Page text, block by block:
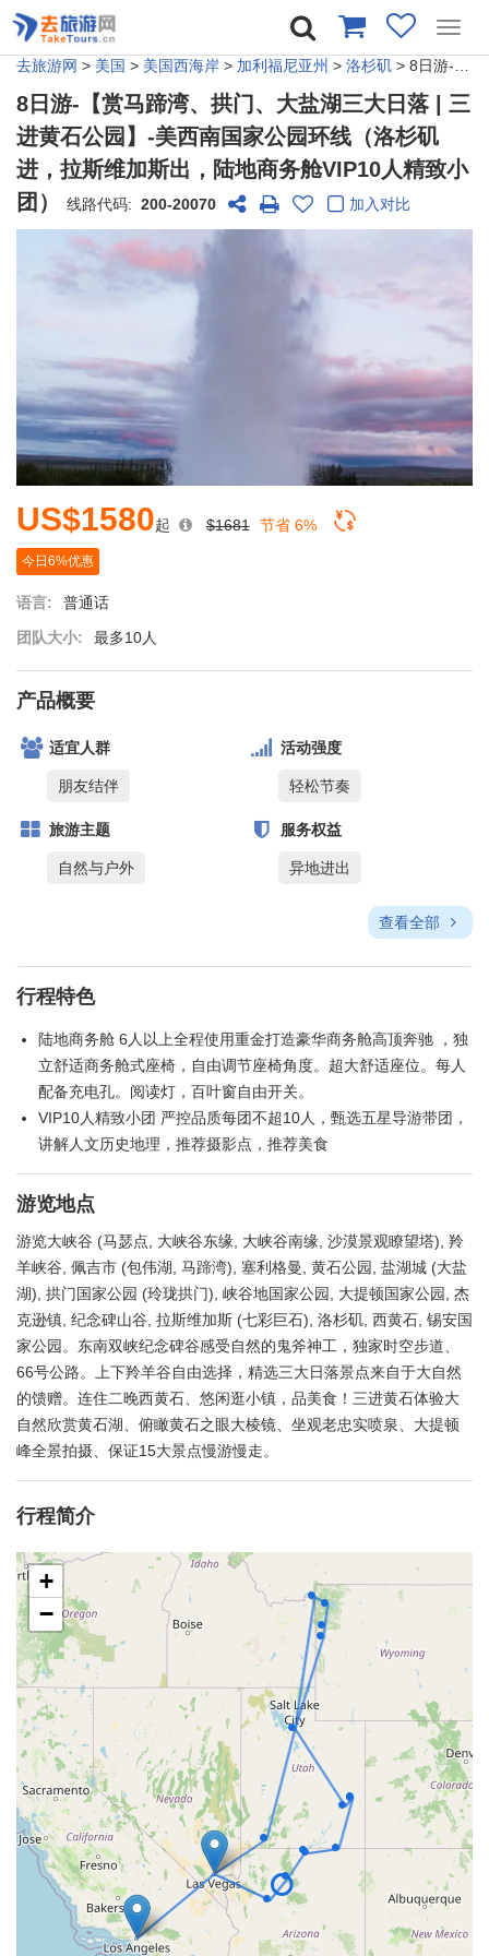
去旅游网 > 美国 > 美国西海岸 > 加利福尼亚州 > 洛杉矶 > 8日游-【赏马蹄湾、拱门、大盐湖三大日落 | 三进黄石公园】-美西南国家公园环线（洛杉矶进，拉斯维加斯出，陆地商务舱VIP10人精致小团）
8日游-【赏马蹄湾、拱门、大盐湖三大日落 | 三
进黄石公园】-美西南国家公园环线（洛杉矶
进，拉斯维加斯出，陆地商务舱VIP10人精致小
团）
线路代码: 200-20070 加入对比
US$1580起 $1681 节省 6%
今日6%优惠
语言:
普通话
团队大小:
最多10人
产品概要
适宜人群
朋友结伴
活动强度
轻松节奏
旅游主题
自然与户外
服务权益
异地进出
查看全部
行程特色
陆地商务舱 6人以上全程使用重金打造豪华商务舱高顶奔驰 ，独
立舒适商务舱式座椅，自由调节座椅角度。超大舒适座位。每人
配备充电孔。阅读灯，百叶窗自由开关。
VIP10人精致小团 严控品质每团不超10人，甄选五星导游带团，
讲解人文历史地理，推荐摄影点，推荐美食
游览地点
游览大峡谷 (马瑟点, 大峡谷东缘, 大峡谷南缘, 沙漠景观瞭望塔), 羚
羊峡谷, 佩吉市 (包伟湖, 马蹄湾), 塞利格曼, 黄石公园, 盐湖城 (大盐
湖), 拱门国家公园 (玲珑拱门), 峡谷地国家公园, 大提顿国家公园, 杰
克逊镇, 纪念碑山谷, 拉斯维加斯 (七彩巨石), 洛杉矶, 西黄石, 锡安国
家公园。东南双峡纪念碑谷感受自然的鬼斧神工，独家时空步道、
66号公路。上下羚羊谷自由选择，精选三大日落景点来自于大自然
的馈赠。连住二晚西黄石、悠闲逛小镇，品美食！三进黄石体验大
自然欣赏黄石湖、俯瞰黄石之眼大棱镜、坐观老忠实喷泉、大提顿
峰全景拍摄、保证15大景点慢游慢走。
行程简介
+
−